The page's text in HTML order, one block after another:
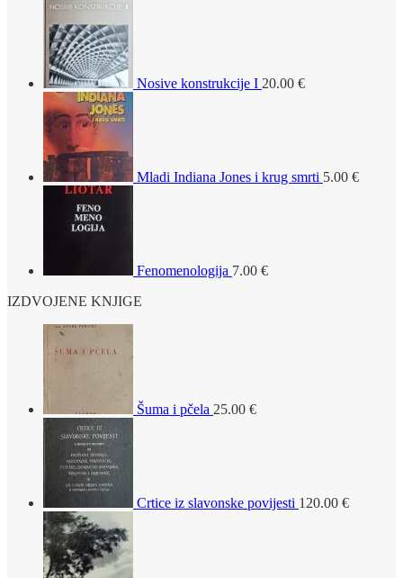
Nosive konstrukcije I 20.00 €
Mladi Indiana Jones i krug smrti 5.00 €
Fenomenologija 7.00 €
IZDVOJENE KNJIGE
Šuma i pčela 25.00 €
Crtice iz slavonske povijesti 120.00 €